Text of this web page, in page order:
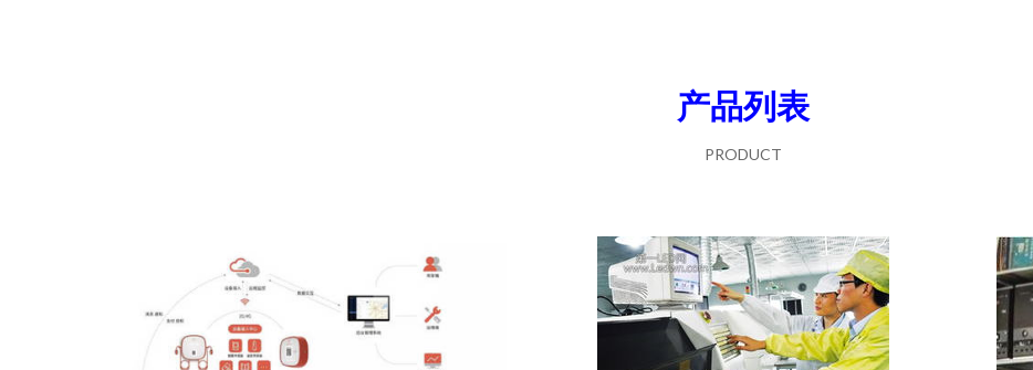
产品列表
PRODUCT